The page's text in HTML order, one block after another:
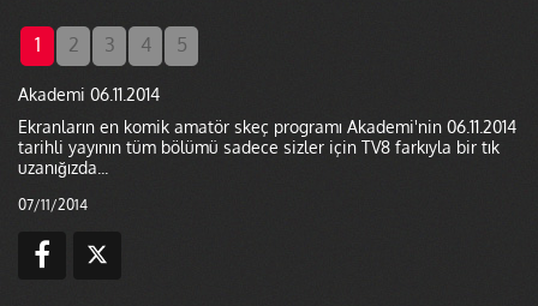
1 2 3 4 5
Akademi 06.11.2014
Ekranların en komik amatör skeç programı Akademi'nin 06.11.2014
tarihli yayının tüm bölümü sadece sizler için TV8 farkıyla bir tık
uzanığızda...
07/11/2014